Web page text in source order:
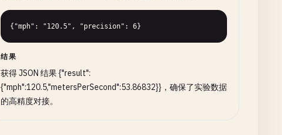
{"mph": "120.5", "precision": 6}
结果
获得 JSON 结果 {"result":
{"mph":120.5,"metersPerSecond":53.86832}}，确保了实验数据
的高精度对接。